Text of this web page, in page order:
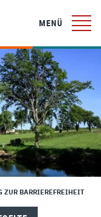
MENÜ
ZUR BARRIEREFREIHEIT